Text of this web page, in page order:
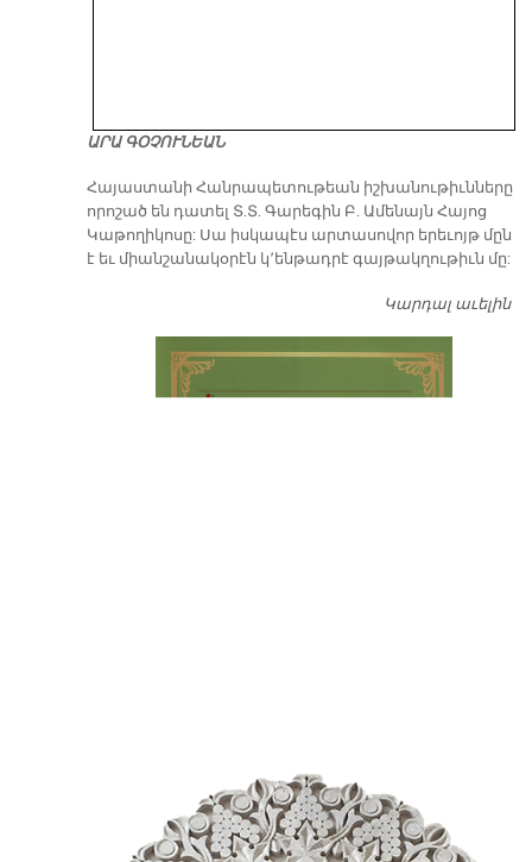
ԱՐԱ ԳՕՉՈՒՆԵԱՆ
​Հայաստանի Հանրապետութեան իշխանութիւնները
որոշած են դատել Տ.Տ. Գարեգին Բ. Ամենայն Հայոց
Կաթողիկոսը: Սա իսկապէս արտասովոր երեւոյթ մըն
է եւ միանշանակօրէն կ՚ենթադրէ գայթակղութիւն մը:
Կարդալ աւելին